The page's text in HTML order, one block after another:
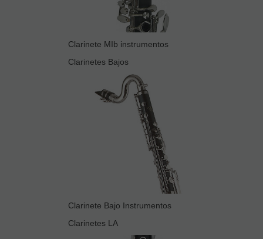
Clarinete MIb instrumentos
Clarinetes Bajos
Clarinete Bajo Instrumentos
Clarinetes LA